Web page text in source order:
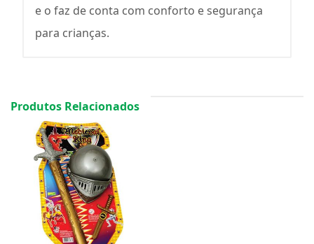
e o faz de conta com conforto e segurança
para crianças.
Produtos Relacionados